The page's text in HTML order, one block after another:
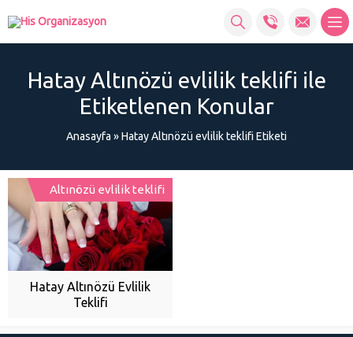
Hatay Altınözü evlilik teklifi ile
Etiketlenen Konular
Anasayfa »Hatay Altınözü evlilik teklifi Etiketi
Altınözü evlilik teklifi
Hatay Altınözü Evlilik
Teklifi